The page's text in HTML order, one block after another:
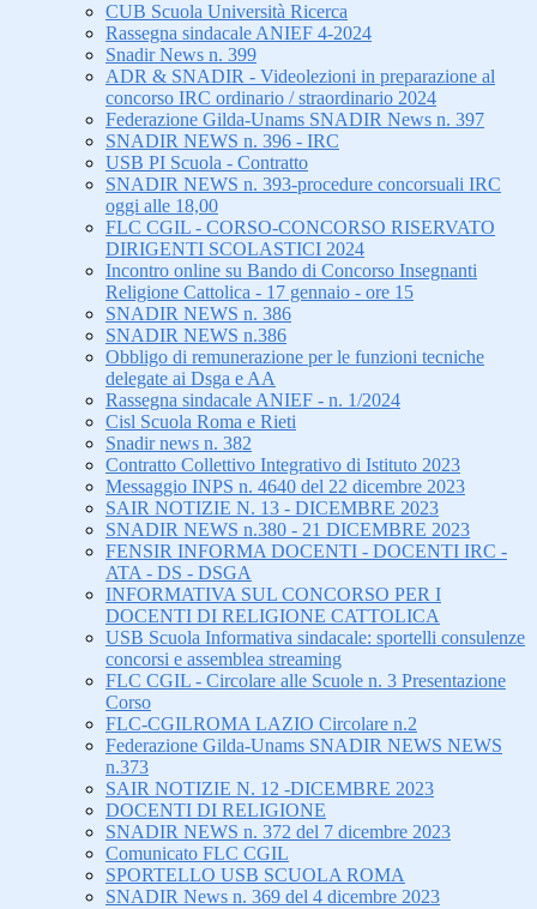
CUB Scuola Università Ricerca
Rassegna sindacale ANIEF 4-2024
Snadir News n. 399
ADR & SNADIR - Videolezioni in preparazione al
concorso IRC ordinario / straordinario 2024
Federazione Gilda-Unams SNADIR News n. 397
SNADIR NEWS n. 396 - IRC
USB PI Scuola - Contratto
SNADIR NEWS n. 393-procedure concorsuali IRC
oggi alle 18,00
FLC CGIL - CORSO-CONCORSO RISERVATO
DIRIGENTI SCOLASTICI 2024
Incontro online su Bando di Concorso Insegnanti
Religione Cattolica - 17 gennaio - ore 15
SNADIR NEWS n. 386
SNADIR NEWS n.386
Obbligo di remunerazione per le funzioni tecniche
delegate ai Dsga e AA
Rassegna sindacale ANIEF - n. 1/2024
Cisl Scuola Roma e Rieti
Snadir news n. 382
Contratto Collettivo Integrativo di Istituto 2023
Messaggio INPS n. 4640 del 22 dicembre 2023
SAIR NOTIZIE N. 13 - DICEMBRE 2023
SNADIR NEWS n.380 - 21 DICEMBRE 2023
FENSIR INFORMA DOCENTI - DOCENTI IRC -
ATA - DS - DSGA
INFORMATIVA SUL CONCORSO PER I
DOCENTI DI RELIGIONE CATTOLICA
USB Scuola Informativa sindacale: sportelli consulenze
concorsi e assemblea streaming
FLC CGIL - Circolare alle Scuole n. 3 Presentazione
Corso
FLC-CGILROMA LAZIO Circolare n.2
Federazione Gilda-Unams SNADIR NEWS NEWS
n.373
SAIR NOTIZIE N. 12 -DICEMBRE 2023
DOCENTI DI RELIGIONE
SNADIR NEWS n. 372 del 7 dicembre 2023
Comunicato FLC CGIL
SPORTELLO USB SCUOLA ROMA
SNADIR News n. 369 del 4 dicembre 2023